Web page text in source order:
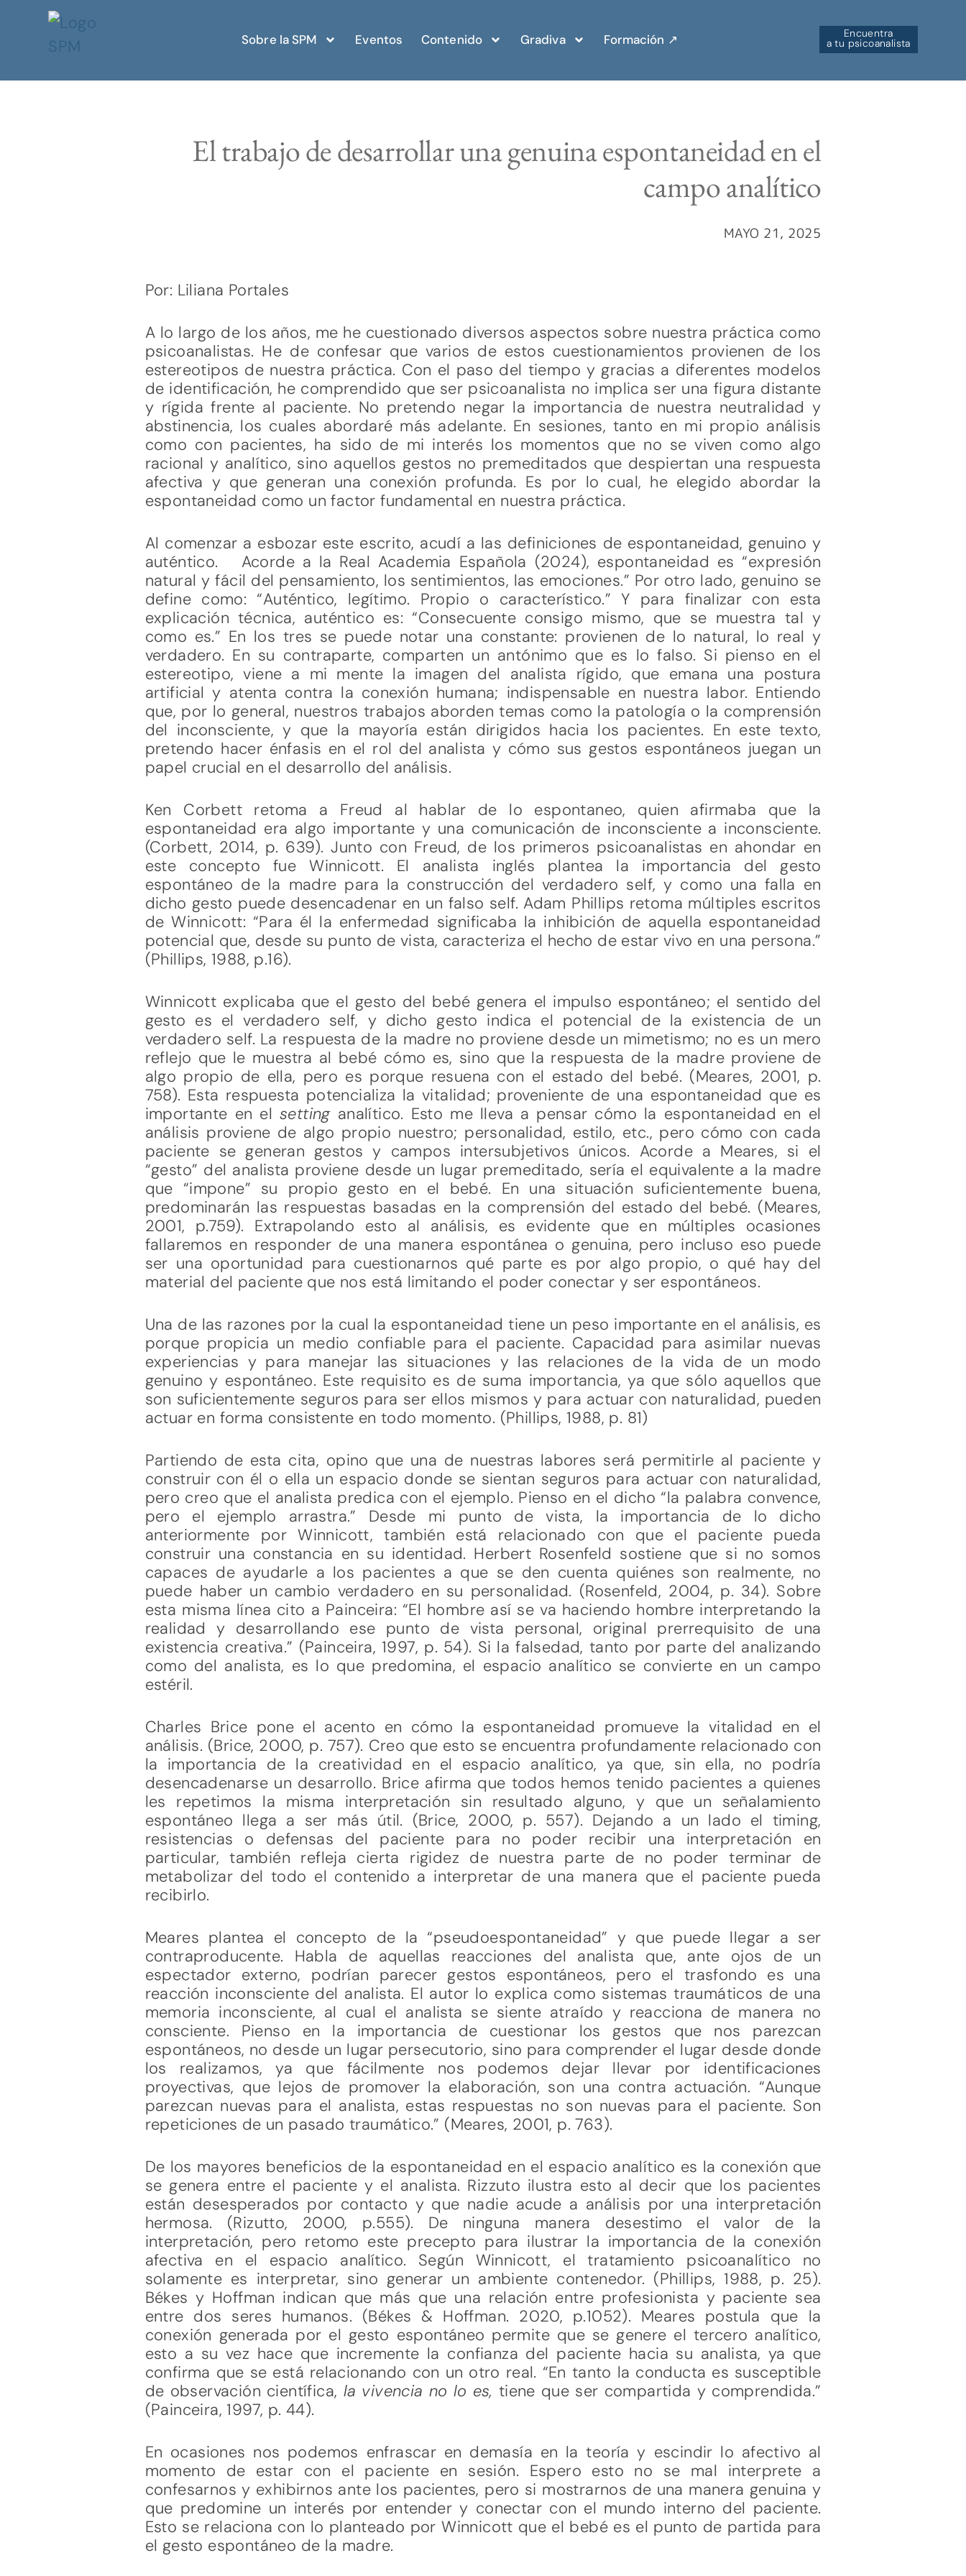
Sobre la SPM Eventos Contenido Gradiva Formación ↗︎ Encuentra
a tu psicoanalista
El trabajo de desarrollar una genuina espontaneidad en el
campo analítico
MAYO 21, 2025
Por: Liliana Portales
A lo largo de los años, me he cuestionado diversos aspectos sobre nuestra práctica como
psicoanalistas. He de confesar que varios de estos cuestionamientos provienen de los
estereotipos de nuestra práctica. Con el paso del tiempo y gracias a diferentes modelos
de identificación, he comprendido que ser psicoanalista no implica ser una figura distante
y rígida frente al paciente. No pretendo negar la importancia de nuestra neutralidad y
abstinencia, los cuales abordaré más adelante. En sesiones, tanto en mi propio análisis
como con pacientes, ha sido de mi interés los momentos que no se viven como algo
racional y analítico, sino aquellos gestos no premeditados que despiertan una respuesta
afectiva y que generan una conexión profunda. Es por lo cual, he elegido abordar la
espontaneidad como un factor fundamental en nuestra práctica.
Al comenzar a esbozar este escrito, acudí a las definiciones de espontaneidad, genuino y
auténtico. Acorde a la Real Academia Española (2024), espontaneidad es “expresión
natural y fácil del pensamiento, los sentimientos, las emociones.” Por otro lado, genuino se
define como: “Auténtico, legítimo. Propio o característico.” Y para finalizar con esta
explicación técnica, auténtico es: “Consecuente consigo mismo, que se muestra tal y
como es.” En los tres se puede notar una constante: provienen de lo natural, lo real y
verdadero. En su contraparte, comparten un antónimo que es lo falso. Si pienso en el
estereotipo, viene a mi mente la imagen del analista rígido, que emana una postura
artificial y atenta contra la conexión humana; indispensable en nuestra labor. Entiendo
que, por lo general, nuestros trabajos aborden temas como la patología o la comprensión
del inconsciente, y que la mayoría están dirigidos hacia los pacientes. En este texto,
pretendo hacer énfasis en el rol del analista y cómo sus gestos espontáneos juegan un
papel crucial en el desarrollo del análisis.
Ken Corbett retoma a Freud al hablar de lo espontaneo, quien afirmaba que la
espontaneidad era algo importante y una comunicación de inconsciente a inconsciente.
(Corbett, 2014, p. 639). Junto con Freud, de los primeros psicoanalistas en ahondar en
este concepto fue Winnicott. El analista inglés plantea la importancia del gesto
espontáneo de la madre para la construcción del verdadero self, y como una falla en
dicho gesto puede desencadenar en un falso self. Adam Phillips retoma múltiples escritos
de Winnicott: “Para él la enfermedad significaba la inhibición de aquella espontaneidad
potencial que, desde su punto de vista, caracteriza el hecho de estar vivo en una persona.”
(Phillips, 1988, p.16).
Winnicott explicaba que el gesto del bebé genera el impulso espontáneo; el sentido del
gesto es el verdadero self, y dicho gesto indica el potencial de la existencia de un
verdadero self. La respuesta de la madre no proviene desde un mimetismo; no es un mero
reflejo que le muestra al bebé cómo es, sino que la respuesta de la madre proviene de
algo propio de ella, pero es porque resuena con el estado del bebé. (Meares, 2001, p.
758). Esta respuesta potencializa la vitalidad; proveniente de una espontaneidad que es
importante en el setting analítico. Esto me lleva a pensar cómo la espontaneidad en el
análisis proviene de algo propio nuestro; personalidad, estilo, etc., pero cómo con cada
paciente se generan gestos y campos intersubjetivos únicos. Acorde a Meares, si el
“gesto” del analista proviene desde un lugar premeditado, sería el equivalente a la madre
que “impone” su propio gesto en el bebé. En una situación suficientemente buena,
predominarán las respuestas basadas en la comprensión del estado del bebé. (Meares,
2001, p.759). Extrapolando esto al análisis, es evidente que en múltiples ocasiones
fallaremos en responder de una manera espontánea o genuina, pero incluso eso puede
ser una oportunidad para cuestionarnos qué parte es por algo propio, o qué hay del
material del paciente que nos está limitando el poder conectar y ser espontáneos.
Una de las razones por la cual la espontaneidad tiene un peso importante en el análisis, es
porque propicia un medio confiable para el paciente. Capacidad para asimilar nuevas
experiencias y para manejar las situaciones y las relaciones de la vida de un modo
genuino y espontáneo. Este requisito es de suma importancia, ya que sólo aquellos que
son suficientemente seguros para ser ellos mismos y para actuar con naturalidad, pueden
actuar en forma consistente en todo momento. (Phillips, 1988, p. 81)
Partiendo de esta cita, opino que una de nuestras labores será permitirle al paciente y
construir con él o ella un espacio donde se sientan seguros para actuar con naturalidad,
pero creo que el analista predica con el ejemplo. Pienso en el dicho “la palabra convence,
pero el ejemplo arrastra.” Desde mi punto de vista, la importancia de lo dicho
anteriormente por Winnicott, también está relacionado con que el paciente pueda
construir una constancia en su identidad. Herbert Rosenfeld sostiene que si no somos
capaces de ayudarle a los pacientes a que se den cuenta quiénes son realmente, no
puede haber un cambio verdadero en su personalidad. (Rosenfeld, 2004, p. 34). Sobre
esta misma línea cito a Painceira: “El hombre así se va haciendo hombre interpretando la
realidad y desarrollando ese punto de vista personal, original prerrequisito de una
existencia creativa.” (Painceira, 1997, p. 54). Si la falsedad, tanto por parte del analizando
como del analista, es lo que predomina, el espacio analítico se convierte en un campo
estéril.
Charles Brice pone el acento en cómo la espontaneidad promueve la vitalidad en el
análisis. (Brice, 2000, p. 757). Creo que esto se encuentra profundamente relacionado con
la importancia de la creatividad en el espacio analítico, ya que, sin ella, no podría
desencadenarse un desarrollo. Brice afirma que todos hemos tenido pacientes a quienes
les repetimos la misma interpretación sin resultado alguno, y que un señalamiento
espontáneo llega a ser más útil. (Brice, 2000, p. 557). Dejando a un lado el timing,
resistencias o defensas del paciente para no poder recibir una interpretación en
particular, también refleja cierta rigidez de nuestra parte de no poder terminar de
metabolizar del todo el contenido a interpretar de una manera que el paciente pueda
recibirlo.
Meares plantea el concepto de la “pseudoespontaneidad” y que puede llegar a ser
contraproducente. Habla de aquellas reacciones del analista que, ante ojos de un
espectador externo, podrían parecer gestos espontáneos, pero el trasfondo es una
reacción inconsciente del analista. El autor lo explica como sistemas traumáticos de una
memoria inconsciente, al cual el analista se siente atraído y reacciona de manera no
consciente. Pienso en la importancia de cuestionar los gestos que nos parezcan
espontáneos, no desde un lugar persecutorio, sino para comprender el lugar desde donde
los realizamos, ya que fácilmente nos podemos dejar llevar por identificaciones
proyectivas, que lejos de promover la elaboración, son una contra actuación. “Aunque
parezcan nuevas para el analista, estas respuestas no son nuevas para el paciente. Son
repeticiones de un pasado traumático.” (Meares, 2001, p. 763).
De los mayores beneficios de la espontaneidad en el espacio analítico es la conexión que
se genera entre el paciente y el analista. Rizzuto ilustra esto al decir que los pacientes
están desesperados por contacto y que nadie acude a análisis por una interpretación
hermosa. (Rizutto, 2000, p.555). De ninguna manera desestimo el valor de la
interpretación, pero retomo este precepto para ilustrar la importancia de la conexión
afectiva en el espacio analítico. Según Winnicott, el tratamiento psicoanalítico no
solamente es interpretar, sino generar un ambiente contenedor. (Phillips, 1988, p. 25).
Békes y Hoffman indican que más que una relación entre profesionista y paciente sea
entre dos seres humanos. (Békes & Hoffman. 2020, p.1052). Meares postula que la
conexión generada por el gesto espontáneo permite que se genere el tercero analítico,
esto a su vez hace que incremente la confianza del paciente hacia su analista, ya que
confirma que se está relacionando con un otro real. “En tanto la conducta es susceptible
de observación científica, la vivencia no lo es, tiene que ser compartida y comprendida.”
(Painceira, 1997, p. 44).
En ocasiones nos podemos enfrascar en demasía en la teoría y escindir lo afectivo al
momento de estar con el paciente en sesión. Espero esto no se mal interprete a
confesarnos y exhibirnos ante los pacientes, pero si mostrarnos de una manera genuina y
que predomine un interés por entender y conectar con el mundo interno del paciente.
Esto se relaciona con lo planteado por Winnicott que el bebé es el punto de partida para
el gesto espontáneo de la madre.